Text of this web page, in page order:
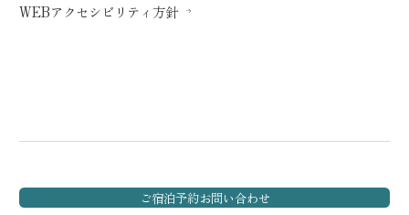
WEBアクセシビリティ方針
ご宿泊予約お問い合わせ